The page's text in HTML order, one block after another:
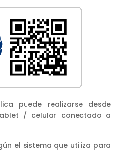
puede realizarse desde
/ celular conectado a
el sistema que utiliza para